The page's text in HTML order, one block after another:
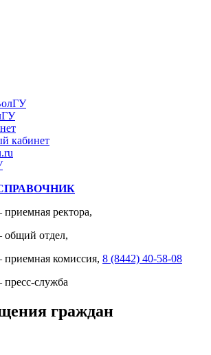
кабинет
ректора,
отдел,
комиссия, 8 (8442) 40-58-08
служба
граждан